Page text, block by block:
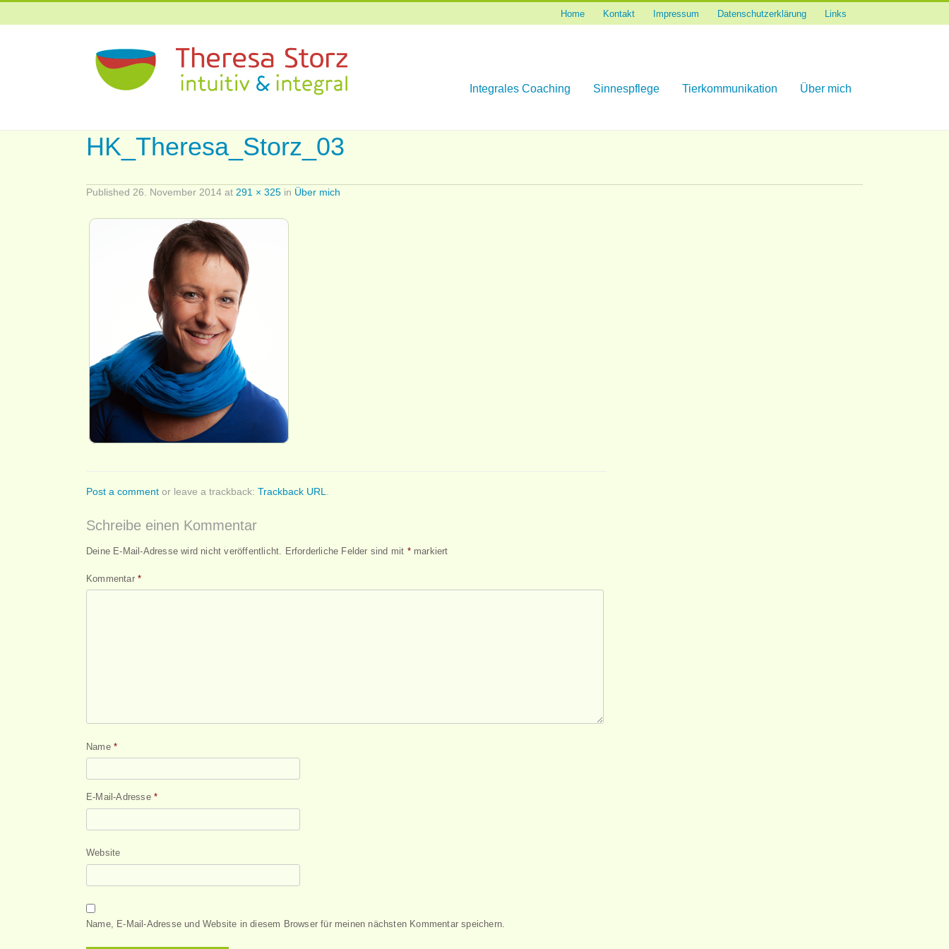
Links
Datenschutzerklärung
Impressum
Kontakt
Home
Skip
Über mich
Tierkommunikation
Sinnespflege
Integrales Coaching
HK_Theresa_Storz_03
Published 26. November 2014 at 291 × 325 in Über mich
Post a comment or leave a trackback: Trackback URL
Schreibe einen Kommentar
Deine E-Mail-Adresse wird nicht veröffentlicht. Erforderliche Felder sind mit *markiert
Kommentar *
Name *
E-Mail-Adresse *
Website
Name, E-Mail-Adresse und Website in diesem Browser für meinen nächsten Kommentar speichern.